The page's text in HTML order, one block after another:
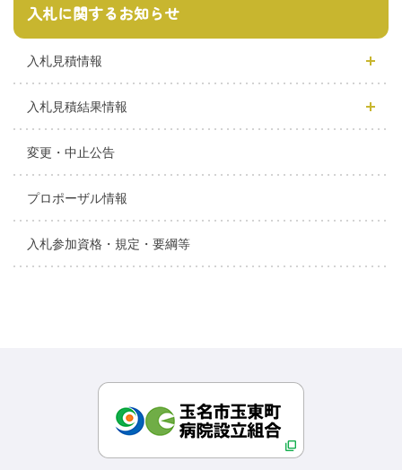
入札に関するお知らせ
入札見積情報
入札見積結果情報
変更・中止公告
プロポーザル情報
入札参加資格・規定・要綱等